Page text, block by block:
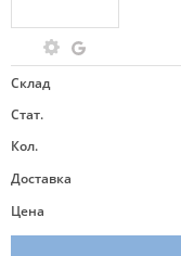
Склад
Стат.
Кол.
Доставка
Цена